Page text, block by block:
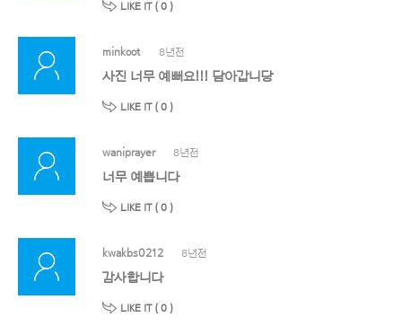
LIKE IT ( 0 )
minkoot 8년전
사진 너무 예뻐요!!! 담아갑니당
LIKE IT ( 0 )
waniprayer 8년전
너무 예쁩니다
LIKE IT ( 0 )
kwakbs0212 8년전
감사합니다
LIKE IT ( 0 )